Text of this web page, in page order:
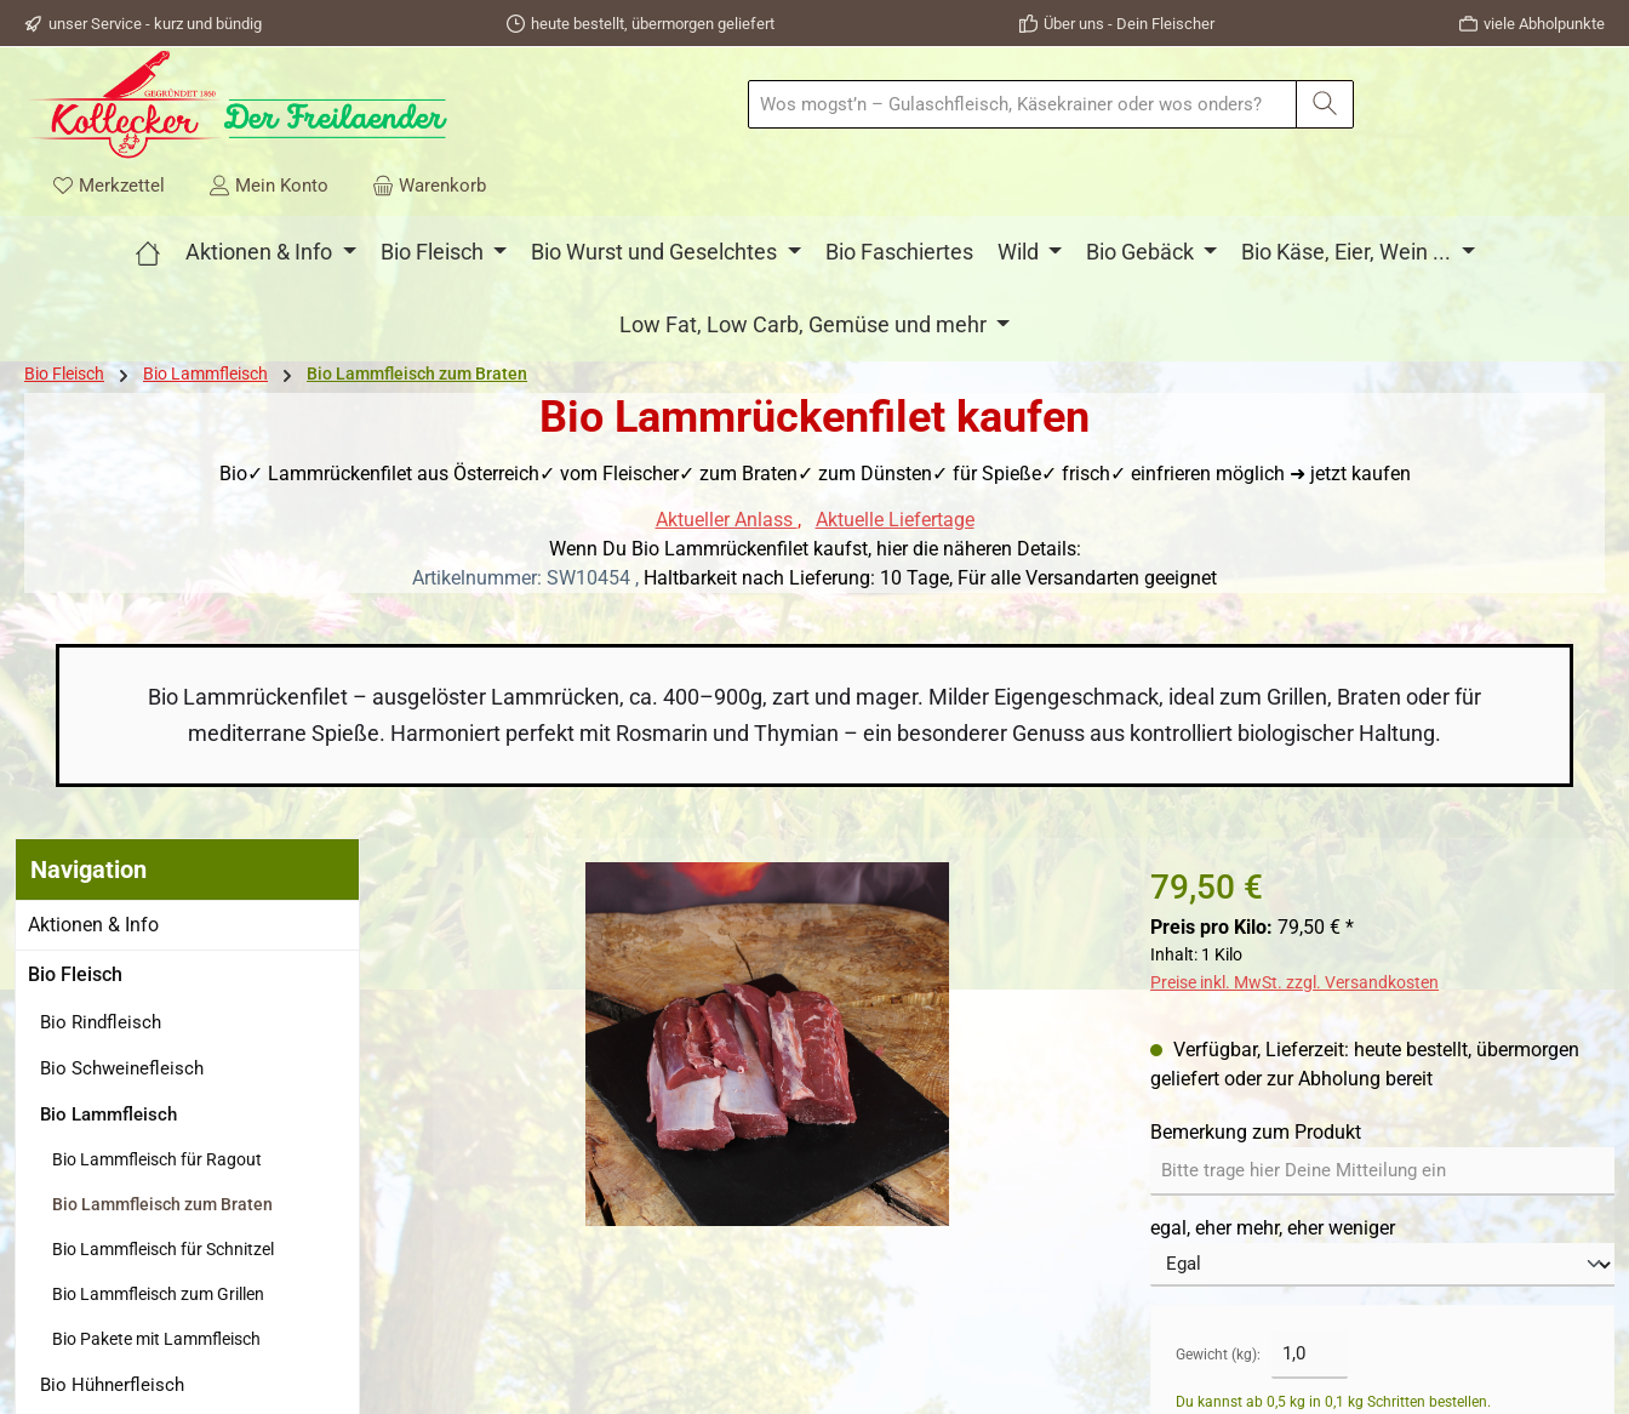
Zur Hauptnavigation springen
unser Service - kurz und bündig heute bestellt, übermorgen geliefert Über uns - Dein Fleischer viele Abholpunkte
Merkzettel Du hast 0 Produkte auf dem Merkzettel
Mein Konto Warenkorb
Aktionen & Info Bio Fleisch Bio Wurst und Geselchtes Bio Faschiertes Wild Bio Gebäck Bio Käse, Eier, Wein ...
Low Fat, Low Carb, Gemüse und mehr
Bio Fleisch Bio Lammfleisch Bio Lammfleisch zum Braten
Bio Lammrückenfilet kaufen
Bio✓ Lammrückenfilet aus Österreich✓ vom Fleischer✓ zum Braten✓ zum Dünsten✓ für Spieße✓ frisch✓ einfrieren möglich ➜ jetzt kaufen
Aktueller Anlass ,
Aktuelle Liefertage
Wenn Du Bio Lammrückenfilet kaufst, hier die näheren Details:
Artikelnummer: SW10454 , Haltbarkeit nach Lieferung: 10 Tage, Für alle Versandarten geeignet
Bio Lammrückenfilet – ausgelöster Lammrücken, ca. 400–900g, zart und mager. Milder Eigengeschmack, ideal zum Grillen, Braten oder für
mediterrane Spieße. Harmoniert perfekt mit Rosmarin und Thymian – ein besonderer Genuss aus kontrolliert biologischer Haltung.
Navigation
Aktionen & Info
Bio Fleisch
Bio Rindfleisch
Bio Schweinefleisch
Bio Lammfleisch
Bio Lammfleisch für Ragout
Bio Lammfleisch zum Braten
Bio Lammfleisch für Schnitzel
Bio Lammfleisch zum Grillen
Bio Pakete mit Lammfleisch
Bio Hühnerfleisch
Bildergalerie überspringen 79,50 €
Preis pro Kilo: 79,50 € *
Inhalt: 1 Kilo
Preise inkl. MwSt. zzgl. Versandkosten
Verfügbar, Lieferzeit: heute bestellt, übermorgen
geliefert oder zur Abholung bereit
Bemerkung zum Produkt
egal, eher mehr, eher weniger
Gewicht (kg):
Du kannst ab 0,5 kg in0,1 kg Schritten bestellen.